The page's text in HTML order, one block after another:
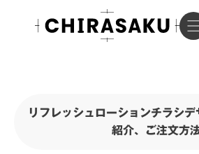
リフレッシュローションチラシ
紹介、ご注文方